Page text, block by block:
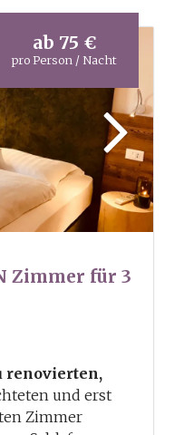
ab 75 €
pro Person / Nacht
Zimmer für 3
renovierten,
und erst
Zimmer